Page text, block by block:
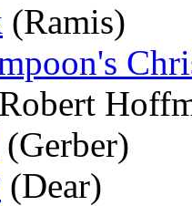
(Ramis)
(Gerber)
(Dear)